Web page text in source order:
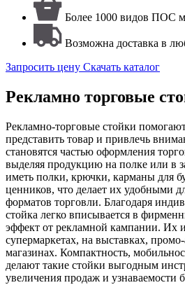
Более 1000 видов ПОС
Возможна доставка в
Запросить цену Скачать каталог
Рекламно торговые
Рекламно-торговые стойки
представить товар и привлечь
становятся частью оформления
выделяя продукцию на полке или в
иметь полки, крючки, карманы для
ценников, что делает их удобными
форматов торговли. Благодаря
стойка легко вписывается в
эффект от рекламной кампании. Их
супермаркетах, на выставках,
магазинах. Компактность,
делают такие стойки выгодным
увеличения продаж и узнаваемости